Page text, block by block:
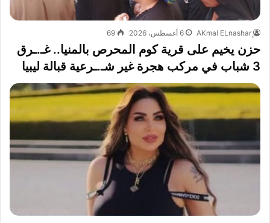
6 أغسطس، 2026 69
حزن يخيم على قرية كوم المحرص بالمنيا.. غـ.ـرق
3 شباب في مركب هجرة غير شـ.ـرعية قبالة ليبيا